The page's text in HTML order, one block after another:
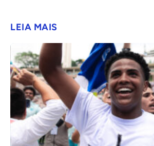
LEIA MAIS